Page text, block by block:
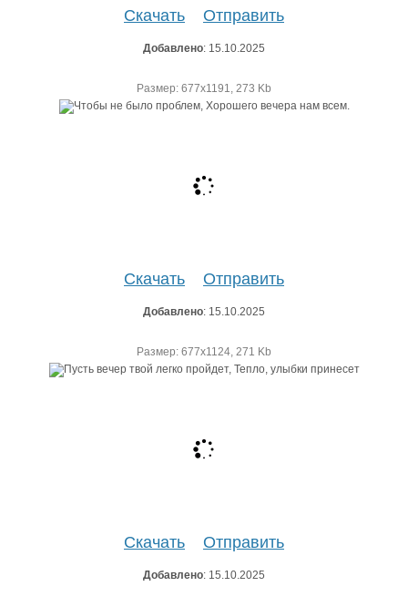
Скачать Отправить
Добавлено: 15.10.2025
Размер: 677х1191, 273 Kb
Скачать Отправить
Добавлено: 15.10.2025
Размер: 677х1124, 271 Kb
Скачать Отправить
Добавлено: 15.10.2025